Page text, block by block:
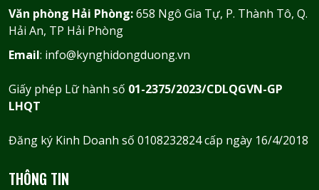
Văn phòng Hải Phòng:658 Ngô Gia Tự, P. Thành Tô, Q.
Hải An, TP Hải Phòng
Email: info@kynghidongduong.vn
Giấy phép Lữ hành số 01-2375/2023/CDLQGVN-GP
LHQT
Đăng ký Kinh Doanh số 0108232824 cấp ngày 16/4/2018
THÔNG TIN